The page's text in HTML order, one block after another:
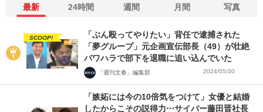
最新 24時間 週間 月間 写真
SCOOP!
「ぶん殴ってやりたい」背任で逮捕された
「夢グループ」元企画宣伝部長（49）が壮絶
パワハラで部下を退職に追い込んでいた
「週刊文春」編集部 2024/05/30
「嫉妬には今の10倍気をつけて」女優と結婚
したからこその説得力⋯サイバー藤田晋社長